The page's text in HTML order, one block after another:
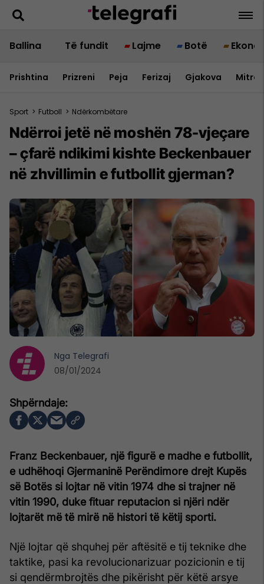
Ballina Të fundit Lajme Botë
Prishtina Prizreni Peja Ferizaj Gjakova
Sport > Futboll > Ndërkombëtare
Ndërroi jetë në moshën 78-vjeçare
– çfarë ndikimi kishte Beckenbauer
në zhvillimin e futbollit gjerman?
Franz Beckenbauer, një figurë e madhe e futbollit,
e udhëhoqi Gjermaninë Perëndimore drejt Kupës
së Botës si lojtar në vitin 1974 dhe si trajner në
vitin 1990, duke fituar reputacion si njëri ndër
lojtarët më të mirë në histori të këtij sporti.
Një lojtar që shquhej për aftësitë e tij teknike dhe
taktike, pasi ka revolucionarizuar pozicionin e tij
si qendërmbrojtës dhe pikërisht për këtë arsye
Nga Telegrafi
08/01/2024